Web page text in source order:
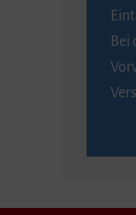
Bei